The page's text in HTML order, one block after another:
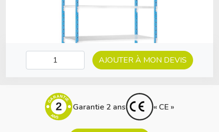
AJOUTER À MON DEVIS
2
GARANTIE
ANS
Garantie 2 ans « CE »